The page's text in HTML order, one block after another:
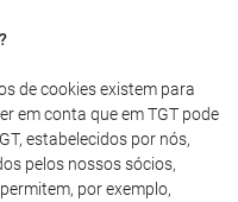
de cookies existem para
em conta que em TGT pode
estabelecidos por nós,
pelos nossos sócios,
por exemplo,